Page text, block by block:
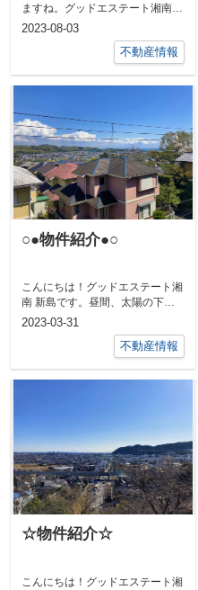
ますね。グッドエステート湘南柏
木です。早くも8月に突入です。
2023-08-03
不動産情報
○●物件紹介●○
こんにちは！グッドエステート湘
南 新島です。昼間、太陽の下で
は半袖でも過ごせる快適な季節に
2023-03-31
不動産情報
☆物件紹介☆
こんにちは！グッドエステート湘